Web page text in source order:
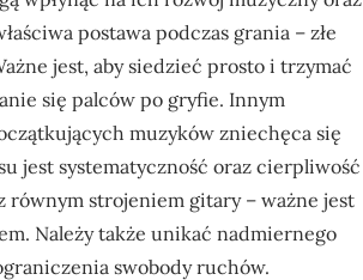
postawa podczas grania – złe
jest, aby siedzieć prosto i trzymać
się palców po gryfie. Innym
muzyków zniechęca się
jest systematyczność oraz cierpliwość
równym strojeniem gitary – ważne jest
Należy także unikać nadmiernego
swobody ruchów.